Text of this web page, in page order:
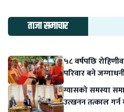
ताजा समाचार
५८ वर्षपछि
परिवार बने
ग्यासको समस्या
उत्खनन तत्काल गर्न